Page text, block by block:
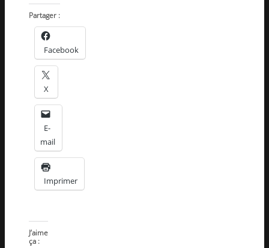
Partager :
Facebook
X
E-
mail
Imprimer
J’aime
ça :